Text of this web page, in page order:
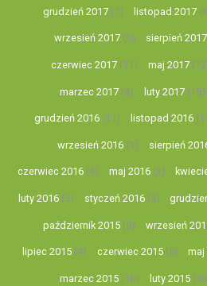
grudzień 2017(7) listopad 2017
wrzesień 2017 (6) sierpień 2017
czerwiec 2017 (11) maj 2017
marzec 2017 (4) luty 2017 (15)
grudzień 2016 (11) listopad 2016
wrzesień 2016(3) sierpień
czerwiec 2016(3) maj 2016(3)
luty 2016(5) styczeń 2016(5)
październik 2015 (9) wrzesień
lipiec 2015(4) czerwiec 2015(5) maj
marzec 2015 (10) luty 2015